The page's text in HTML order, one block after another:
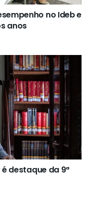
no Ideb e
anos
destaque da 9ª